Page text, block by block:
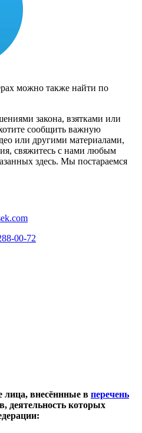
можно также найти по
закона, взятками или
сообщить важную
или другими материалами,
свяжитесь с нами любым
здесь. Мы постараемся
00-72
лица, внесённные в перечень
деятельность которых